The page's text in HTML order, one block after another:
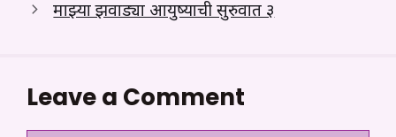
माझ्या झवाड्या आयुष्याची सुरुवात ३
Leave a Comment